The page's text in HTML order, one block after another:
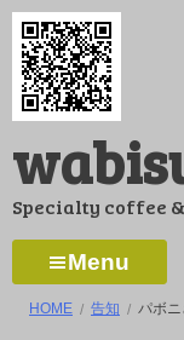
コ
ン
ツ
ス
ッ
Specialty coffee
Menu
HOME 告知 パボ